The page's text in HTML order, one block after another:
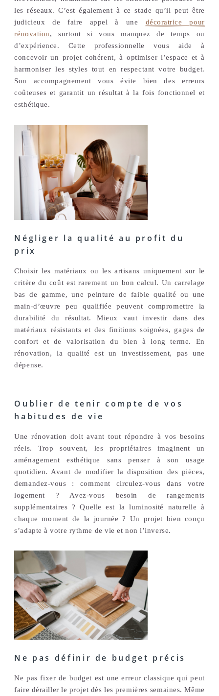
les réseaux. C’est également à ce stade qu’il peut être
judicieux de faire appel à une décoratrice pour
rénovation, surtout si vous manquez de temps ou
d’expérience. Cette professionnelle vous aide à
concevoir un projet cohérent, à optimiser l’espace et à
harmoniser les styles tout en respectant votre budget.
Son accompagnement vous évite bien des erreurs
coûteuses et garantit un résultat à la fois fonctionnel et
esthétique.
Négliger la qualité au profit du
prix
Choisir les matériaux ou les artisans uniquement sur le
critère du coût est rarement un bon calcul. Un carrelage
bas de gamme, une peinture de faible qualité ou une
main-d’œuvre peu qualifiée peuvent compromettre la
durabilité du résultat. Mieux vaut investir dans des
matériaux résistants et des finitions soignées, gages de
confort et de valorisation du bien à long terme. En
rénovation, la qualité est un investissement, pas une
dépense.
Oublier de tenir compte de vos
habitudes de vie
Une rénovation doit avant tout répondre à vos besoins
réels. Trop souvent, les propriétaires imaginent un
aménagement esthétique sans penser à son usage
quotidien. Avant de modifier la disposition des pièces,
demandez-vous : comment circulez-vous dans votre
logement ? Avez-vous besoin de rangements
supplémentaires ? Quelle est la luminosité naturelle à
chaque moment de la journée ? Un projet bien conçu
s’adapte à votre rythme de vie et non l’inverse.
Ne pas définir de budget précis
Ne pas fixer de budget est une erreur classique qui peut
faire dérailler le projet dès les premières semaines. Même